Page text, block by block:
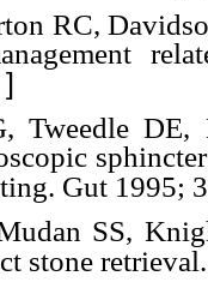
RC,
]
Tweedle
Gut 1995;
SS,
stone